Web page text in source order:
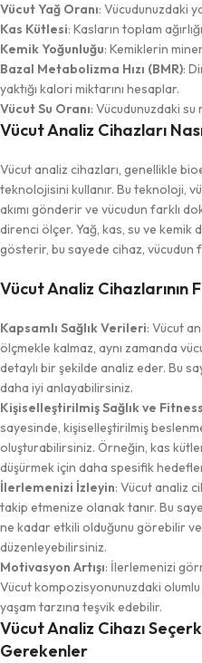
Vücut Yağ Oranı: Vücudunuzdaki
Kas Kütlesi: Kasların toplam
Kemik Yoğunluğu: Kemiklerin
Bazal Metabolizma Hızı (BMR):
yaktığı kalori miktarını hesaplar.
Vücut Su Oranı: Vücudunuzdaki su
Vücut Analiz Cihazları
Vücut analiz cihazları, genellikle
teknolojisini kullanır. Bu teknoloji,
akımı gönderir ve vücudun farklı
direnci ölçer. Yağ, kas, su ve kemik
gösterir, bu sayede cihaz, vücudun
Vücut Analiz Cihazlarının
Kapsamlı Sağlık Verileri: Vücut
ölçmekle kalmaz, aynı zamanda
detaylı bir şekilde analiz eder. Bu
daha iyi anlayabilirsiniz.
Kişiselleştirilmiş Sağlık ve
sayesinde, kişiselleştirilmiş
oluşturabilirsiniz. Örneğin, kas
düşürmek için daha spesifik
İlerlemenizi İzleyin: Vücut analiz
takip etmenize olanak tanır. Bu
ne kadar etkili olduğunu görebilir
düzenleyebilirsiniz.
Motivasyon Artışı: İlerlemenizi
Vücut kompozisyonunuzdaki olumlu
yaşam tarzına teşvik edebilir.
Vücut Analiz Cihazı
Gerekenler